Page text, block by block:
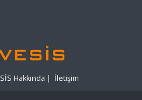
Hakkında | İletişim